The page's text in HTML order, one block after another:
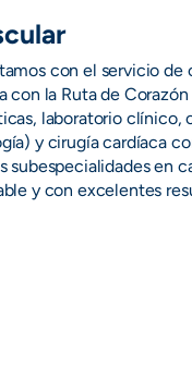
con el servicio
con la Ruta de
laboratorio clínico,
y cirugía cardíaca
subespecialidades en
y con excelentes